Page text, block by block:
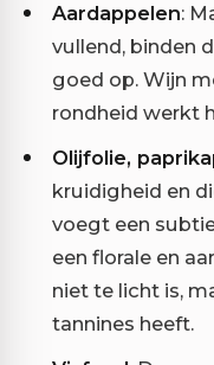
Aardappelen:
vullend, binden
goed op. Wijn
rondheid werkt
Olijfolie,
kruidigheid en
voegt een
een florale en
niet te licht is,
tannines heeft.